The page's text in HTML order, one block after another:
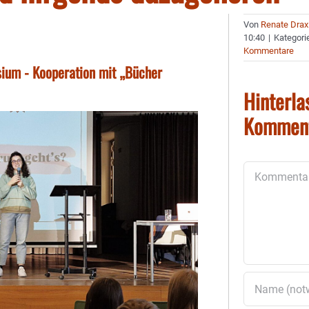
- Kooperation mit „Bücher
Von Renate Drax
10:40 |
Kommentare